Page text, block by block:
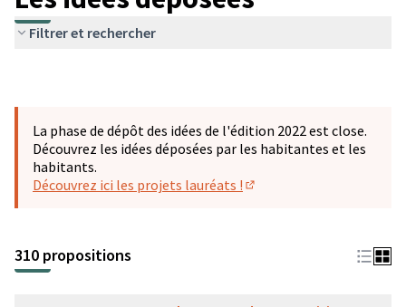
Filtrer et rechercher
La phase de dépôt des idées de l'édition 2022 est close.
Découvrez les idées déposées par les habitantes et les
habitants.
Découvrez ici les projets lauréats !
310 propositions